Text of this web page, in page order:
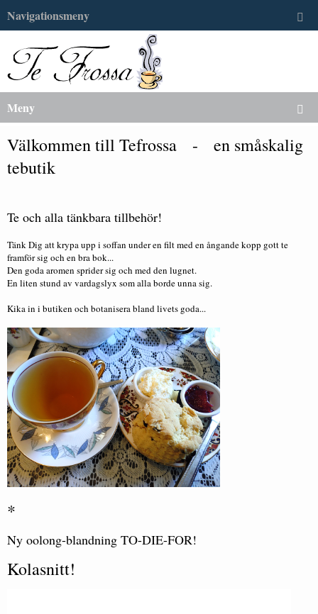
Navigationsmeny
Meny
Välkommen till Tefrossa - en småskalig
tebutik
Te och alla tänkbara tillbehör!
Tänk Dig att krypa upp i soffan under en filt med en ångande kopp gott te
framför sig och en bra bok...
Den goda aromen sprider sig och med den lugnet.
En liten stund av vardagslyx som alla borde unna sig.
Kika in i butiken och botanisera bland livets goda...
*
Ny oolong-blandning TO-DIE-FOR!
Kolasnitt!